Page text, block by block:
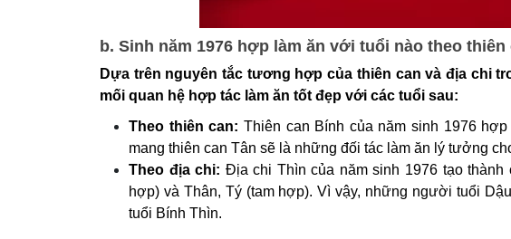
b. Sinh năm 1976 hợp làm ăn với tuổi nào theo thiên
Dựa trên nguyên tắc tương hợp của thiên can và địa chi
mối quan hệ hợp tác làm ăn tốt đẹp với các tuổi sau:
Theo thiên can: Thiên can Bính của năm sinh 1976
mang thiên can Tân sẽ là những đối tác làm ăn lý tưởng
Theo địa chi: Địa chi Thìn của năm sinh 1976 tạo
hợp) và Thân, Tý (tam hợp). Vì vậy, những người tuổi
tuổi Bính Thìn.